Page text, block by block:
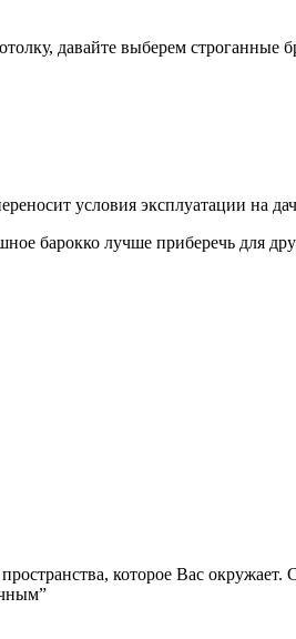
давайте выберем строганные
условия эксплуатации на
барокко лучше приберечь для
которое Вас